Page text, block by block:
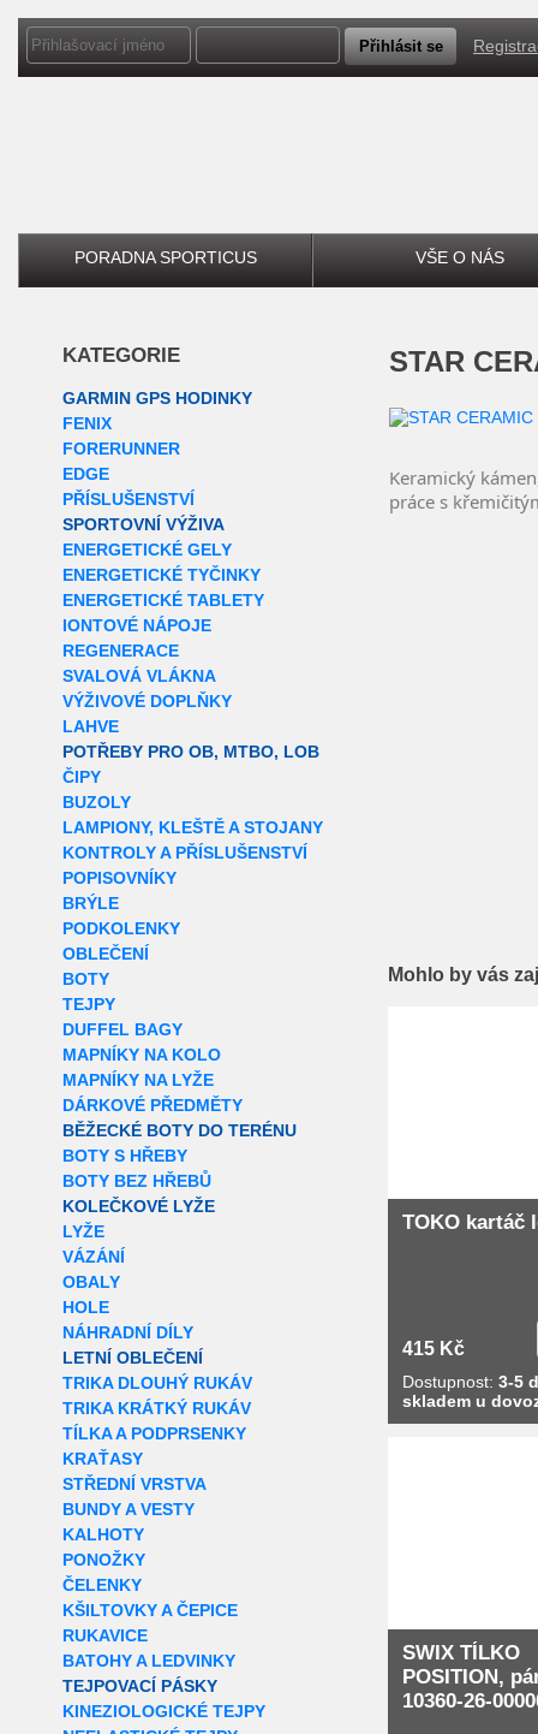
PORADNA SPORTICUS VŠE O NÁS
KATEGORIE
GARMIN GPS HODINKY
FENIX
FORERUNNER
EDGE
PŘÍSLUŠENSTVÍ
SPORTOVNÍ VÝŽIVA
ENERGETICKÉ GELY
ENERGETICKÉ TYČINKY
ENERGETICKÉ TABLETY
IONTOVÉ NÁPOJE
REGENERACE
SVALOVÁ VLÁKNA
VÝŽIVOVÉ DOPLŇKY
LAHVE
POTŘEBY PRO OB, MTBO, LOB
ČIPY
BUZOLY
LAMPIONY, KLEŠTĚ A STOJANY
KONTROLY A PŘÍSLUŠENSTVÍ
POPISOVNÍKY
BRÝLE
PODKOLENKY
OBLEČENÍ
BOTY
TEJPY
DUFFEL BAGY
MAPNÍKY NA KOLO
MAPNÍKY NA LYŽE
DÁRKOVÉ PŘEDMĚTY
BĚŽECKÉ BOTY DO TERÉNU
BOTY S HŘEBY
BOTY BEZ HŘEBŮ
KOLEČKOVÉ LYŽE
LYŽE
VÁZÁNÍ
OBALY
HOLE
NÁHRADNÍ DÍLY
LETNÍ OBLEČENÍ
TRIKA DLOUHÝ RUKÁV
TRIKA KRÁTKÝ RUKÁV
TÍLKA A PODPRSENKY
KRAŤASY
STŘEDNÍ VRSTVA
BUNDY A VESTY
KALHOTY
PONOŽKY
ČELENKY
KŠILTOVKY A ČEPICE
RUKAVICE
BATOHY A LEDVINKY
TEJPOVACÍ PÁSKY
KINEZIOLOGICKÉ TEJPY
STAR
Keramický
práce s
Mohlo by vás
TOKO kartáč
415 Kč
Dostupnost: 3-5
skladem u
SWIX TÍLKO
POSITION,
10360-26-